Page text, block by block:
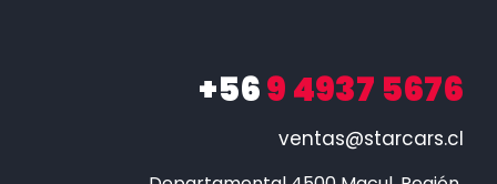
+569 4937 5676
ventas@starcars.cl